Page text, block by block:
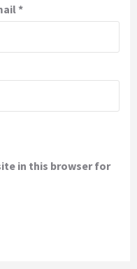
*
in this browser for